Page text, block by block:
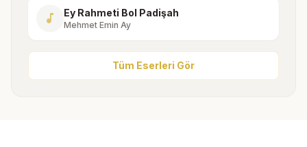
music_note Ey Rahmeti Bol Padişah
Mehmet Emin Ay
Tüm Eserleri Gör